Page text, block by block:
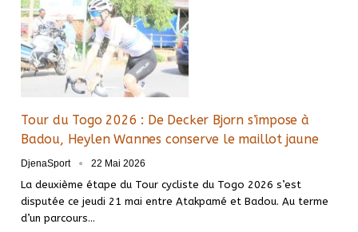
Tour du Togo 2026 : De Decker Bjorn s’impose à
Badou, Heylen Wannes conserve le maillot jaune
DjenaSport 22 Mai 2026
La deuxième étape du Tour cycliste du Togo 2026 s’est
disputée ce jeudi 21 mai entre Atakpamé et Badou. Au terme
d’un parcours…